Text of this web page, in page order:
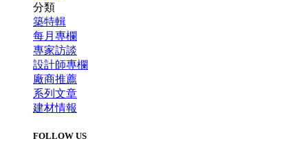
分類
築特輯
每月專欄
專家訪談
設計師專欄
廠商推薦
系列文章
建材情報
FOLLOW US